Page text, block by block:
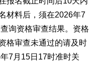
材料后，须在2026年7
询资格审查结果。资格
格审查未通过的请及时
7月 15日17时准时关